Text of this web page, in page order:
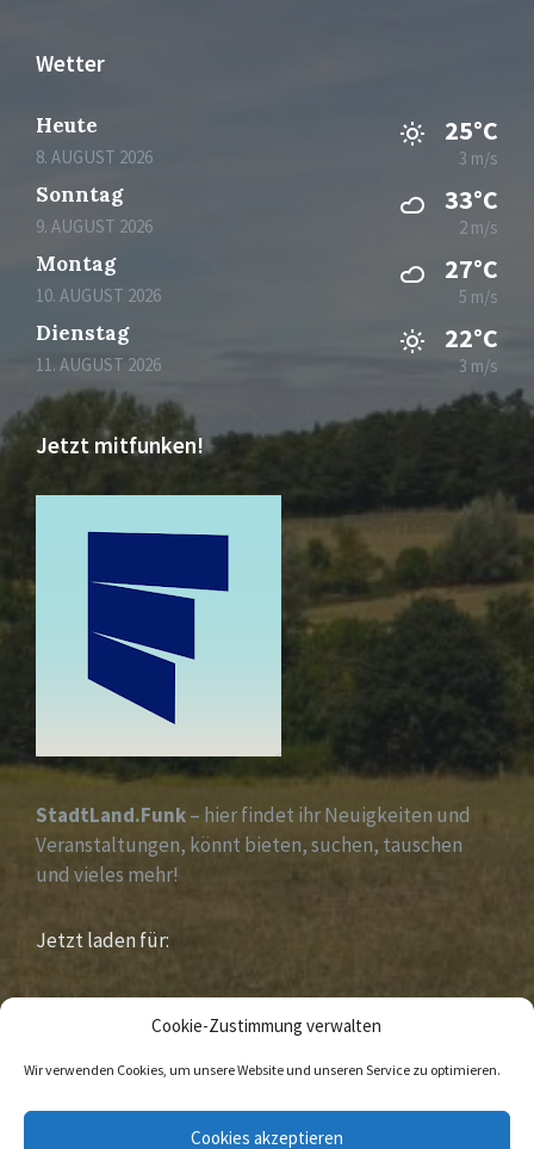
Cookie-Zustimmung verwalten
Wir verwenden Cookies, um unsere Website und unseren Service zu optimieren.
Cookies akzeptieren
Wetter
Heute
8. AUGUST 2026
25°C
3 m/s
Sonntag
9. AUGUST 2026
33°C
2 m/s
Montag
10. AUGUST 2026
27°C
5 m/s
Dienstag
11. AUGUST 2026
22°C
3 m/s
Jetzt mitfunken!
StadtLand.Funk– hier findet ihr Neuigkeiten und
Veranstaltungen, könnt bieten, suchen, tauschen
und vieles mehr!
Jetzt laden für:
iOS &Android